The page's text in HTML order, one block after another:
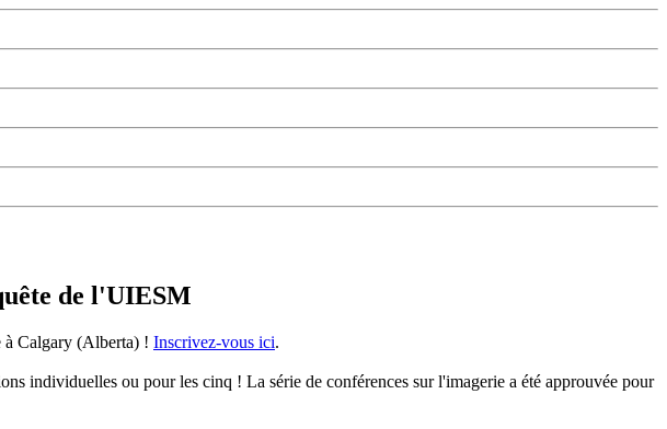
de l'UIESM
à Calgary (Alberta) ! Inscrivez-vous ici.
individuelles ou pour les cinq ! La série de conférences sur l'imagerie a été approuvée pour